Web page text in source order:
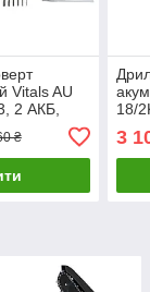
Vitals AU
2 АКБ,
₴
18/
3